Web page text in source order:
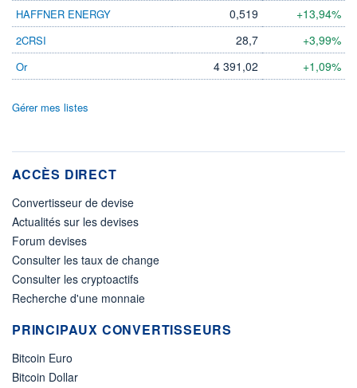
HAFFNER ENERGY 0,519 +13,94%
2CRSI 28,7 +3,99%
Or 4 391,02 +1,09%
Gérer mes listes
ACCÈS DIRECT
Convertisseur de devise
Actualités sur les devises
Forum devises
Consulter les taux de change
Consulter les cryptoactifs
Recherche d'une monnaie
PRINCIPAUX CONVERTISSEURS
Bitcoin Euro
Bitcoin Dollar